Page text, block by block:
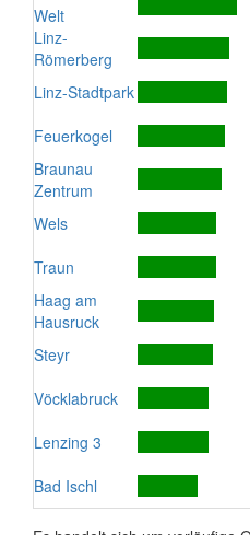
Welt
Linz-
Römerberg
Linz-Stadtpark
Feuerkogel
Braunau
Zentrum
Wels
Traun
Haag am
Hausruck
Steyr
Vöcklabruck
Lenzing 3
Bad Ischl